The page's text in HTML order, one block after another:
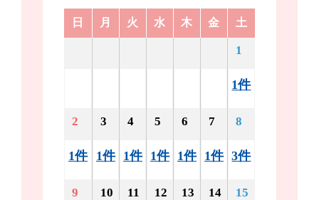
日 月 火 水 木 金 土
1
1件
2
1件
3
1件
4
1件
5
1件
6
1件
7
1件
8
3件
9 10 11 12 13 14 15